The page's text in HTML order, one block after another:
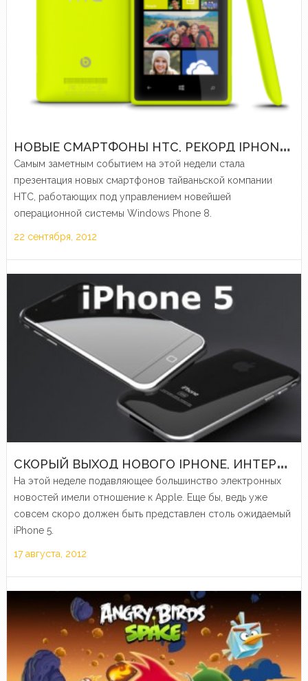
Н
ОВЫЕ СМАРТФОНЫ HTC, РЕКОРД IPHONE 5 И ДРУГИЕ ЭЛЕКТРОННЫЕ НОВОСТИ ПРОШЕДШЕЙ НЕДЕЛИ
Самым заметным событием на этой недели стала
презентация новых смартфонов тайваньской компании
HTC, работающих под управлением новейшей
операционной системы Windows Phone 8.
22 сентября, 2012
С
КОРЫЙ ВЫХОД НОВОГО IPHONE, ИНТЕРЕСНОСТИ ПРО IPAD И ДРУГИЕ НОВОСТИ ПРОШЕДШЕЙ НЕДЕЛИ
На этой неделе подавляющее большинство электронных
новостей имели отношение к Apple. Еще бы, ведь уже
совсем скоро должен быть представлен столь ожидаемый
iPhone 5.
17 августа, 2012